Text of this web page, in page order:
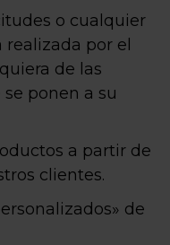
o cualquier
por el
de las
ponen a su
a partir de
clientes.
de